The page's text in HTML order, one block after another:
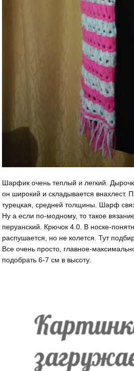
Шарфик очень теплый и легкий.
он широкий и складывается внахлест.
турецкая, средней толщины. Шарф
Ну а если по-модному, то такое
перуанский. Крючок 4.0. В носке-
распушается, но не колется. Тут
Все очень просто, главное-
подобрать 6-7 см в высоту.